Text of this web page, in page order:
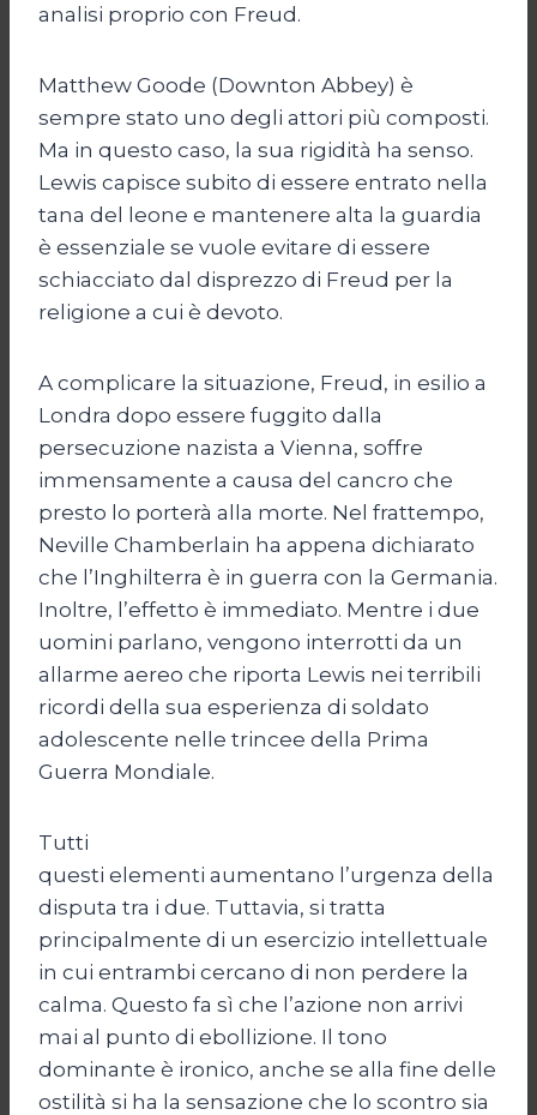
analisi proprio con Freud.
Matthew Goode (Downton Abbey) è
sempre stato uno degli attori più composti.
Ma in questo caso, la sua rigidità ha senso.
Lewis capisce subito di essere entrato nella
tana del leone e mantenere alta la guardia
è essenziale se vuole evitare di essere
schiacciato dal disprezzo di Freud per la
religione a cui è devoto.
A complicare la situazione, Freud, in esilio a
Londra dopo essere fuggito dalla
persecuzione nazista a Vienna, soffre
immensamente a causa del cancro che
presto lo porterà alla morte. Nel frattempo,
Neville Chamberlain ha appena dichiarato
che l’Inghilterra è in guerra con la Germania.
Inoltre, l’effetto è immediato. Mentre i due
uomini parlano, vengono interrotti da un
allarme aereo che riporta Lewis nei terribili
ricordi della sua esperienza di soldato
adolescente nelle trincee della Prima
Guerra Mondiale.
Tutti
questi elementi aumentano l’urgenza della
disputa tra i due. Tuttavia, si tratta
principalmente di un esercizio intellettuale
in cui entrambi cercano di non perdere la
calma. Questo fa sì che l’azione non arrivi
mai al punto di ebollizione. Il tono
dominante è ironico, anche se alla fine delle
ostilità si ha la sensazione che lo scontro sia